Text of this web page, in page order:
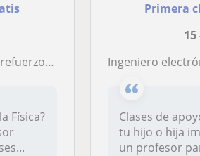
de Física
Física?
Primera
15
Ingeniero electrónico con 5 años de experiencia y estudiante
Clases de
tu hijo o hija
un profesor